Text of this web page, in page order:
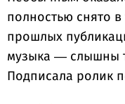
полностью снято
прошлых
музыка — слышны
Подписала ролик